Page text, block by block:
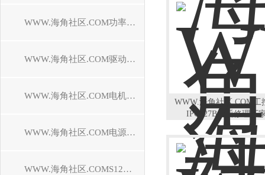
WWW.海角社区.COM功率模块维修
WWW.海角社区.COM驱动模块维修
WWW.海角社区.COM电机模块维修
WWW.海角社区.COM电源模块维修
WWW.海角社区.COMS120驱动器维修
WWW.海角社区.COM工
IPC427B售后修理厂